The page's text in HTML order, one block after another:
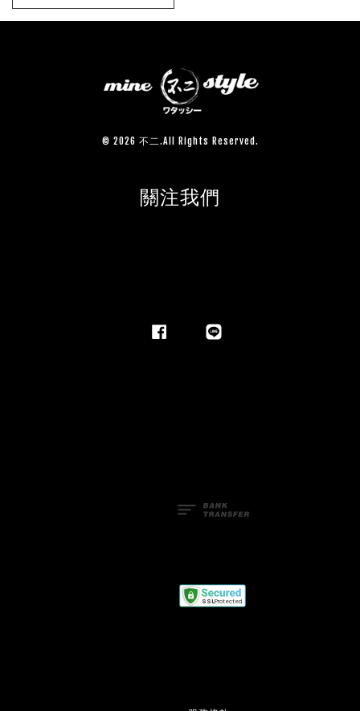
© 2026 不二.All Rights Reserved.
關注我們